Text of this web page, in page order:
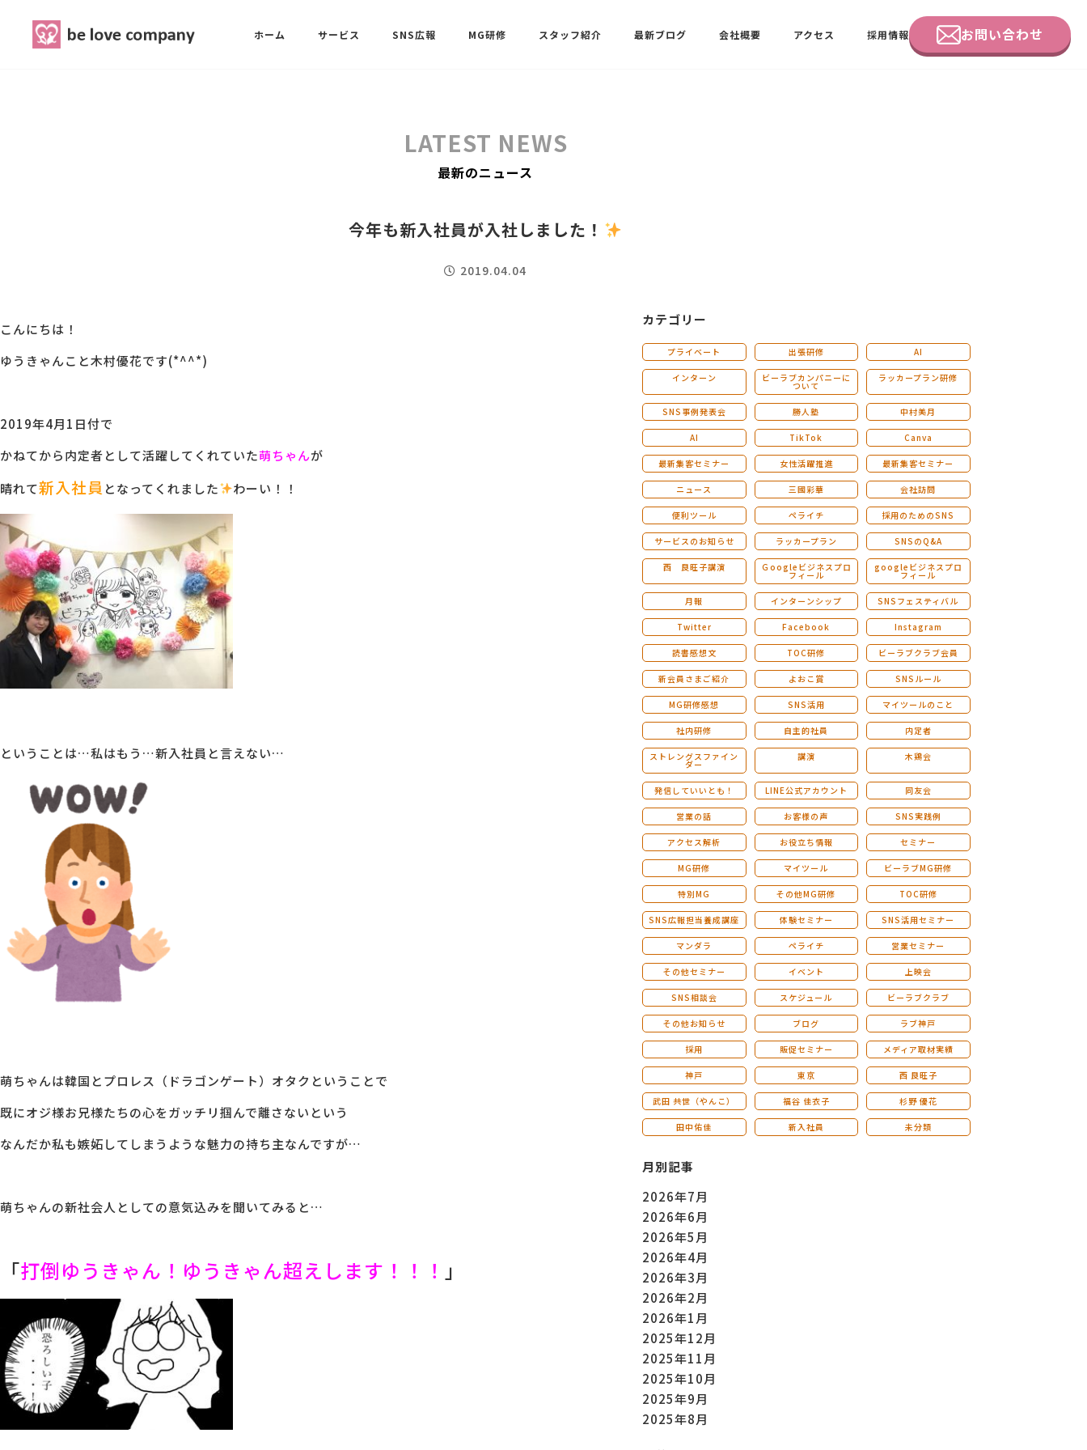
ホーム サービス
ストレングスファインダー研修
SNS広報 MG研修 スタッフ紹介 最新ブログ 会社概要 アクセス 採用情報 お問い合わせ
アクセス
採用情報
お問い合わせ
LATEST NEWS
最新のニュース
今年も新入社員が入社しました！
2019.04.04
こんにちは！
ゆうきゃんこと木村優花です(*^^*)
2019年4月1日付で
かねてから内定者として活躍してくれていた萌ちゃんが
晴れて新入社員 となってくれました わーい！！
ということは…私はもう…新入社員と言えない…
萌ちゃんは韓国とプロレス（ドラゴンゲート）オタクということで
既にオジ様お兄様たちの心をガッチリ掴んで離さないという
なんだか私も嫉妬してしまうような魅力の持ち主なんですが…
萌ちゃんの新社会人としての意気込みを聞いてみると…
「打倒ゆうきゃん！ ゆうきゃん超えします！！！ 」
カテゴリー
プライベート 出張研修 AI
インターン ビーラブカンパニーに
ついて
ラッカープラン研修
SNS事例発表会 勝人塾 中村美月
AI TikTok Canva
最新集客セミナー 女性活躍推進 最新集客セミナー
ニュース 三國彩華 会社訪問
便利ツール ペライチ 採用のためのSNS
サービスのお知らせ ラッカープラン SNSのQ&A
西 良旺子講演 Ｇoogleビジネスプロ
フィール
googleビジネスプロ
フィール
月報 インターンシップ SNSフェスティバル
Twitter Facebook Instagram
読書感想文 TOC研修 ビーラブクラブ会員
新会員さまご紹介 よおこ賞 SNSルール
MG研修感想 SNS活用 マイツールのこと
社内研修 自主的社員 内定者
ストレングスファイン
ダー
講演 木鶏会
発信していいとも！ LINE公式アカウント 同友会
営業の話 お客様の声 SNS実践例
アクセス解析 お役立ち情報 セミナー
MG研修 マイツール ビーラブMG研修
特別MG その他MG研修 TOC研修
SNS広報担当養成講座 体験セミナー SNS活用セミナー
マンダラ ペライチ 営業セミナー
その他セミナー イベント 上映会
SNS相談会 スケジュール ビーラブクラブ
その他お知らせ ブログ ラブ神戸
採用 販促セミナー メディア取材実績
神戸 東京 西 良旺子
武田 共世（やんこ） 福谷 佳衣子 杉野 優花
田中佑佳 新入社員 未分類
月別記事
2026年7月
2026年6月
2026年5月
2026年4月
2026年3月
2026年2月
2026年1月
2025年12月
2025年11月
2025年10月
2025年9月
2025年8月